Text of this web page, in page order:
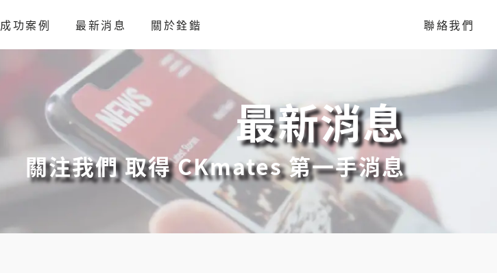
成功案例 最新消息 關於銓鍇 聯絡我們
最新消息
關注我們 取得 CKmates 第一手消息